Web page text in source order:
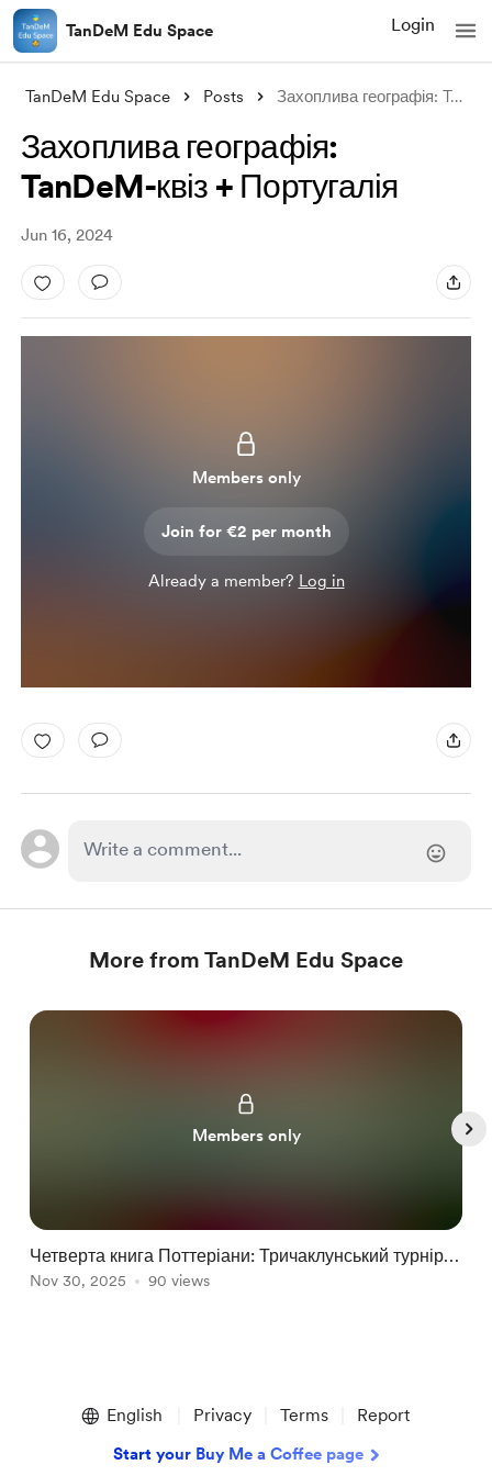
TanDeM Edu Space Login
TanDeM Edu Space Posts Захоплива географія: TanDeM-квіз + Порту
Захоплива географія:
TanDeM-квіз + Португалія
Jun 16, 2024
Members only
Join for €2 per month
Already a member? Log in
More from TanDeM Edu Space
Members only
Четверта книга Поттеріани: Тричаклунський турнір
(Zoom)
Nov 30, 2025 90 views
English Privacy Terms Report
Start your Buy Me a Coffee page